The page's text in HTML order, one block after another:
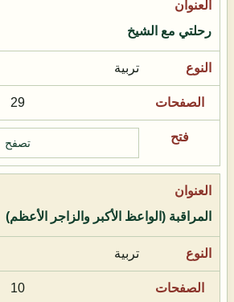
رحلتي مع الشيخ
تربية
29
تصفح
المراقبة (الواعظ الأكبر والزاجر الأعظم)
تربية
10